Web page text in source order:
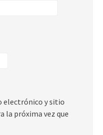
electrónico y sitio
la próxima vez que